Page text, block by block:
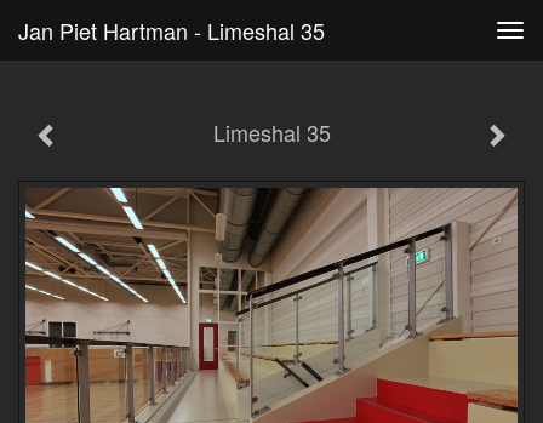
Jan Piet Hartman - Limeshal 35
Limeshal 35